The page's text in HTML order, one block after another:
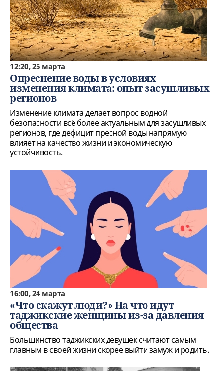
12:20, 25 марта
Опреснение воды в условиях
изменения климата: опыт засушливых
регионов
Изменение климата делает вопрос водной
безопасности всё более актуальным для засушливых
регионов, где дефицит пресной воды напрямую
влияет на качество жизни и экономическую
устойчивость.
16:00, 24 марта
«Что скажут люди?» На что идут
таджикские женщины из-за давления
общества
Большинство таджикских девушек считают самым
главным в своей жизни скорее выйти замуж и родить.